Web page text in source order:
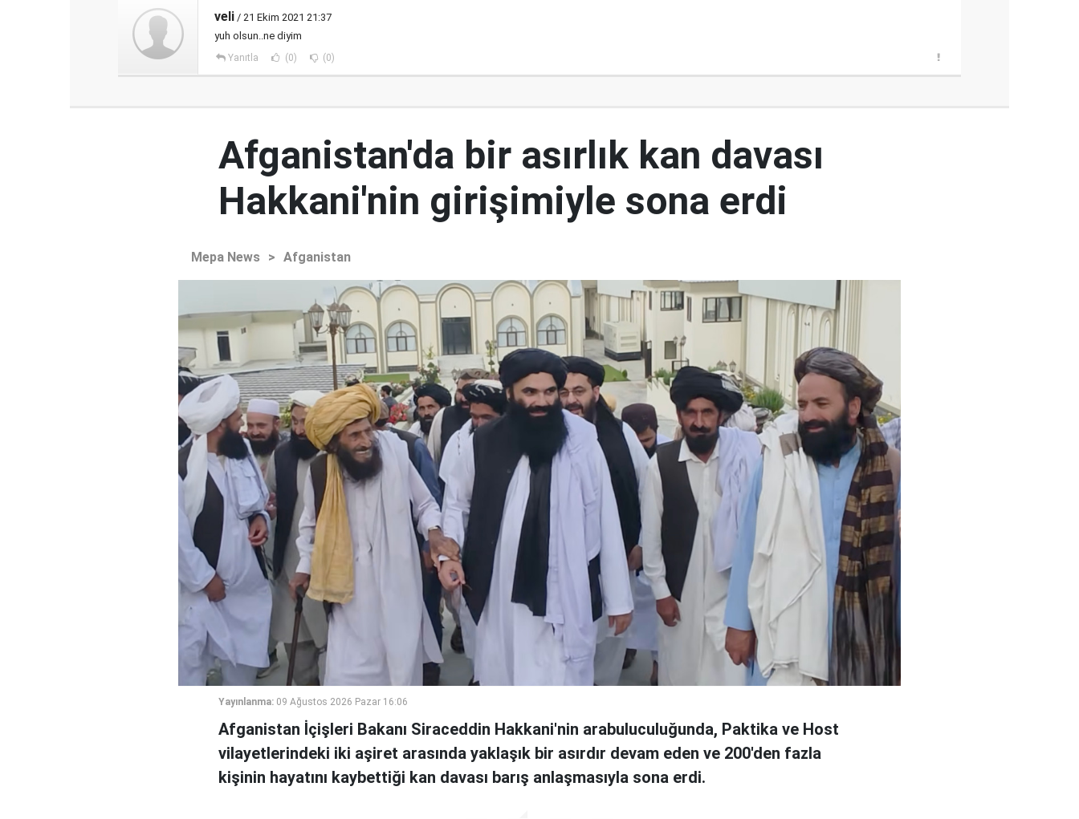
veli / 21 Ekim 2021 21:37
yuh olsun..ne diyim
Yanıtla (0) (0)
Afganistan'da bir asırlık kan davası
Hakkani'nin girişimiyle sona erdi
Mepa News > Afganistan
Yayınlanma: 09 Ağustos 2026 Pazar 16:06
Afganistan İçişleri Bakanı Siraceddin Hakkani'nin arabuluculuğunda, Paktika ve Host
vilayetlerindeki iki aşiret arasında yaklaşık bir asırdır devam eden ve 200'den fazla
kişinin hayatını kaybettiği kan davası barış anlaşmasıyla sona erdi.